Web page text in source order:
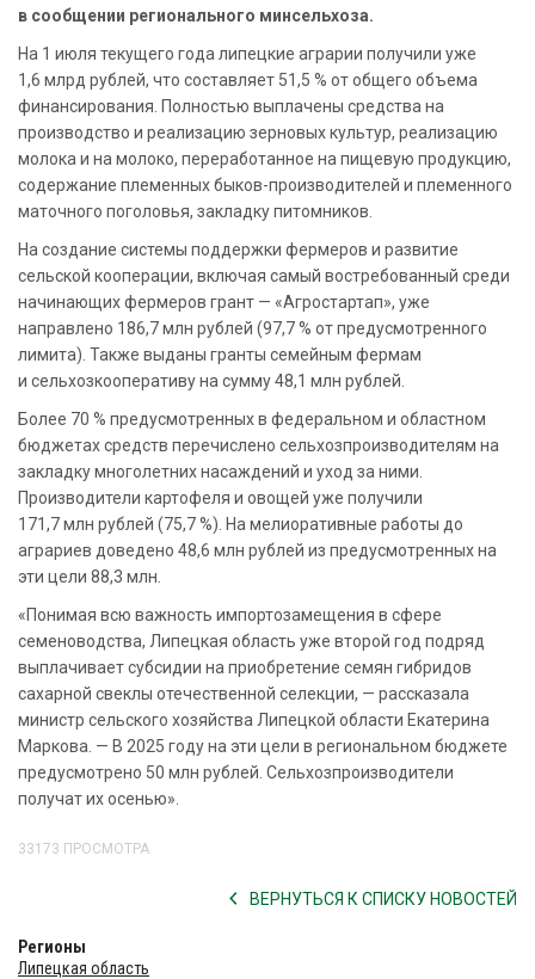
в сообщении регионального минсельхоза.
На 1 июля текущего года липецкие аграрии получили уже
1,6 млрд рублей, что составляет 51,5 % от общего объема
финансирования. Полностью выплачены средства на
производство и реализацию зерновых культур, реализацию
молока и на молоко, переработанное на пищевую продукцию,
содержание племенных быков-производителей и племенного
маточного поголовья, закладку питомников.
На создание системы поддержки фермеров и развитие
сельской кооперации, включая самый востребованный среди
начинающих фермеров грант — «Агростартап», уже
направлено 186,7 млн рублей (97,7 % от предусмотренного
лимита). Также выданы гранты семейным фермам
и сельхозкооперативу на сумму 48,1 млн рублей.
Более 70 % предусмотренных в федеральном и областном
бюджетах средств перечислено сельхозпроизводителям на
закладку многолетних насаждений и уход за ними.
Производители картофеля и овощей уже получили
171,7 млн рублей (75,7 %). На мелиоративные работы до
аграриев доведено 48,6 млн рублей из предусмотренных на
эти цели 88,3 млн.
«Понимая всю важность импортозамещения в сфере
семеноводства, Липецкая область уже второй год подряд
выплачивает субсидии на приобретение семян гибридов
сахарной свеклы отечественной селекции, — рассказала
министр сельского хозяйства Липецкой области Екатерина
Маркова. — В 2025 году на эти цели в региональном бюджете
предусмотрено 50 млн рублей. Сельхозпроизводители
получат их осенью».
33173 ПРОСМОТРА
ВЕРНУТЬСЯ К СПИСКУ НОВОСТЕЙ
Регионы
Липецкая область